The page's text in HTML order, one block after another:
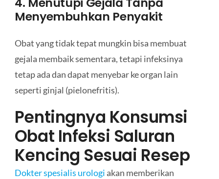
Menyembuhkan Penyakit
Obat yang tidak tepat mungkin bisa membuat
gejala membaik sementara, tetapi infeksinya
tetap ada dan dapat menyebar ke organ lain
seperti ginjal (pielonefritis).
Pentingnya Konsumsi
Obat Infeksi Saluran
Kencing Sesuai Resep
Dokter spesialis urologi akan memberikan